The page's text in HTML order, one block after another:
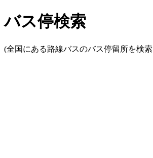
バス停検索
(全国にある路線バスのバス停留所を検